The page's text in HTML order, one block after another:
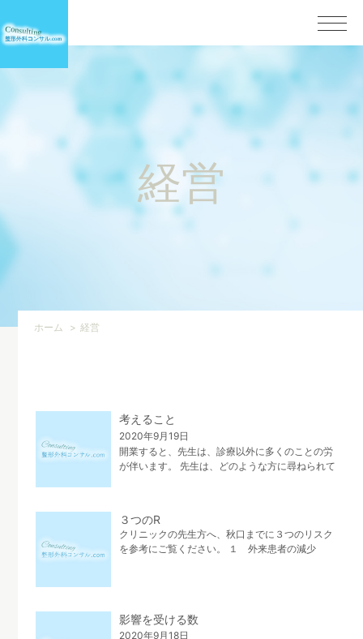
経営
ホーム 経営
考えること
2020年9月19日
開業すると、先生は、診療以外に多くのことの労
が伴います。 先生は、どのような方に尋ねられて
３つのR
クリニックの先生方へ、秋口までに３つのリスク
を参考にご覧ください。 １ 外来患者の減少
影響を受ける数
2020年9月18日